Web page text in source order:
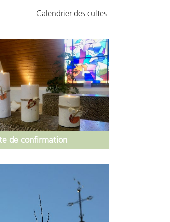
Calendrier des cultes
de confirmation